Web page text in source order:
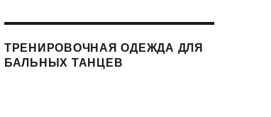
ТРЕНИРОВОЧНАЯ ОДЕЖДА ДЛЯ
БАЛЬНЫХ ТАНЦЕВ